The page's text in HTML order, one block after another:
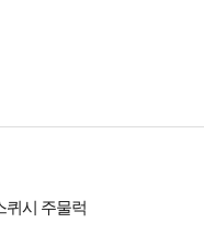
퀴시 주물럭